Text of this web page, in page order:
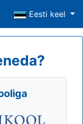
Eesti keel